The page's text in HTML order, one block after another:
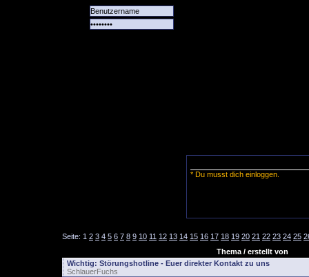
* Du musst dich einloggen.
Seite: 1 2 3 4 5 6 7 8 9 10 11 12 13 14 15 16 17 18 19 20 21 22 23 24 25
Thema / erstellt von
Wichtig: Störungshotline - Euer direkter Kontakt zu uns
SchlauerFuchs